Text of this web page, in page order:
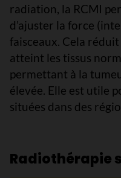
radiation, la RCMI
d’ajuster la force
faisceaux. Cela
atteint les tissus
permettant à la
élevée. Elle est utile
situées dans des
Radiothérapie